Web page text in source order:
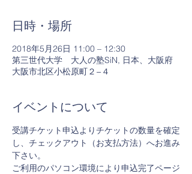
日時・場所
2018年5月26日 11:00 – 12:30
第三世代大学 大人の塾SiN, 日本、大阪府
大阪市北区小松原町２−４
イベントについて
受講チケット申込よりチケットの数量を確定
し、チェックアウト（お支払方法）へお進み
下さい。
ご利用のパソコン環境により申込完了ページ